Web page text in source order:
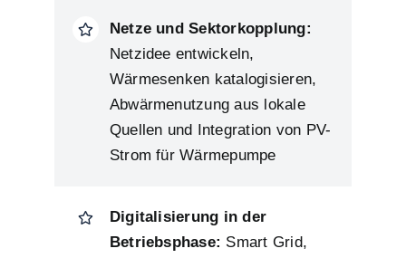
Netze und Sektorkopplung:
Netzidee entwickeln,
Wärmesenken katalogisieren,
Abwärmenutzung aus lokale
Quellen und Integration von PV-
Strom für Wärmepumpe
Digitalisierung in der
Betriebsphase: Smart Grid,